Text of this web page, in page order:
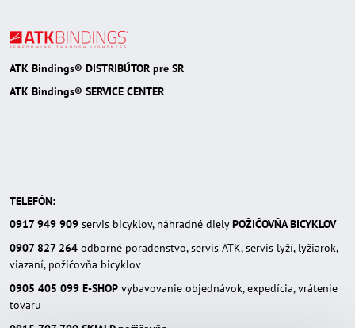
ATK Bindings® DISTRIBÚTOR pre SR
ATK Bindings® SERVICE CENTER
TELEFÓN:
0917 949 909 servis bicyklov, náhradné dielyPOŽIČOVŇA BICYKLOV
0907 827 264 odborné poradenstvo, servis ATK, servis lyží, lyžiarok,
viazaní, požičovňa bicyklov
0905 405 099 E-SHOP vybavovanie objednávok, expedícia, vrátenie
tovaru